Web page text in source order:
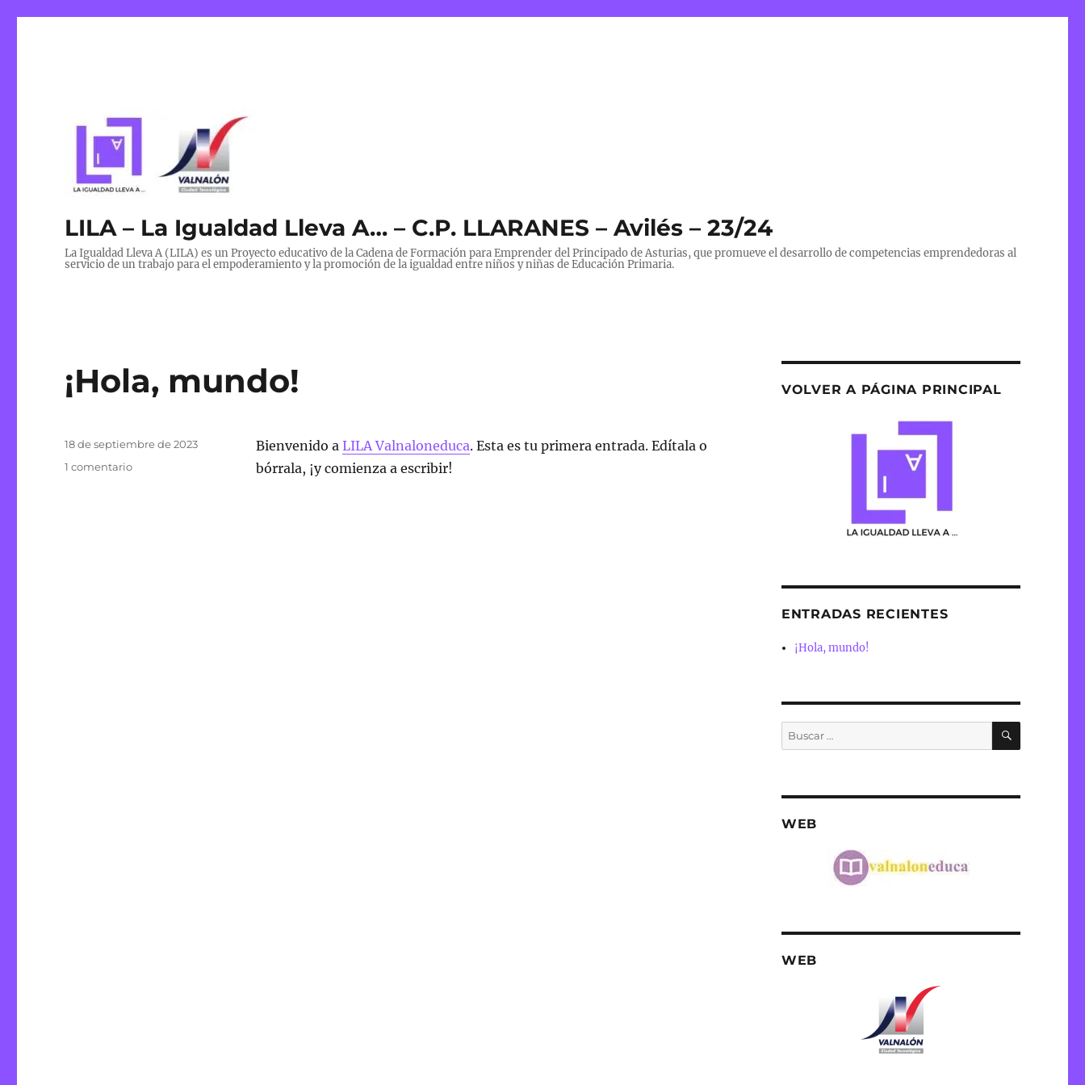
LILA – La Igualdad Lleva A… – C.P. LLARANES – Avilés – 23/24
La Igualdad Lleva A (LILA) es un Proyecto educativo de la Cadena de Formación para Emprender del Principado de Asturias, que promueve el desarrollo de competencias emprendedoras al
servicio de un trabajo para el empoderamiento y la promoción de la igualdad entre niños y niñas de Educación Primaria.
¡Hola, mundo!
Bienvenido a LILA Valnaloneduca. Esta es tu primera entrada. Edítala o
bórrala, ¡y comienza a escribir!
Publicado
18 de septiembre de 2023
1 comentarioen
VOLVER A PÁGINA PRINCIPAL
ENTRADAS RECIENTES
¡Hola, mundo!
Buscar
por:
BUSCAR
WEB
WEB